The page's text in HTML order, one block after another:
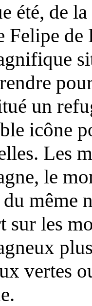
été, de
Felipe de
un
icône
Les
le
même
sur les
vertes